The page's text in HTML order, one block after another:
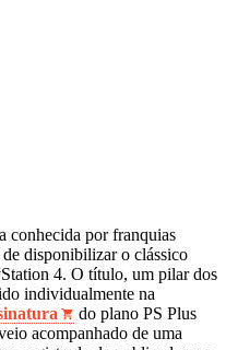
conhecida por franquias
disponibilizar o clássico
4. O título, um pilar dos
individualmente na
do plano PS Plus
acompanhado de uma